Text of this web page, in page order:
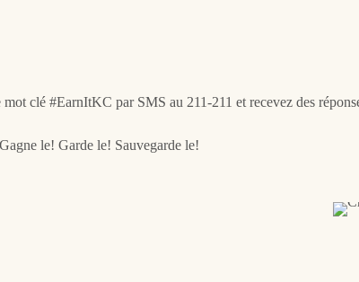
clé #EarnItKC par SMS au 211-211 et recevez des
le! Garde le! Sauvegarde le!